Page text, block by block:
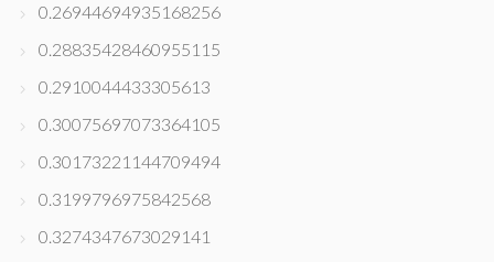
0.26944694935168256
0.28835428460955115
0.2910044433305613
0.30075697073364105
0.30173221144709494
0.3199796975842568
0.3274347673029141